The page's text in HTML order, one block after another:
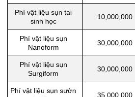
Phí vật liệu sụn tai
sinh học
10,000,000
Phí vật liệu sụn
Nanoform
30,000,000
Phí vật liệu sụn
Surgiform
30,000,000
Phí vật liệu sụn sườn
35,000,000